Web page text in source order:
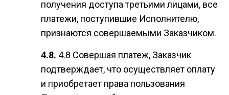
получения доступа третьими лицами, все
платежи, поступившие Исполнителю,
признаются совершаемыми Заказчиком.
4.8 Совершая платеж, Заказчик
подтверждает, что осуществляет оплату
и приобретает права пользования